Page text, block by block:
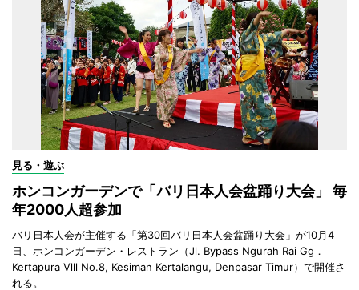
見る・遊ぶ
ホンコンガーデンで「バリ日本人会盆踊り大会」 毎
年2000人超参加
バリ日本人会が主催する「第30回バリ日本人会盆踊り大会」が10月4
日、ホンコンガーデン・レストラン（Jl. Bypass Ngurah Rai Gg．
Kertapura Vlll No.8, Kesiman Kertalangu, Denpasar Timur）で開催さ
れる。